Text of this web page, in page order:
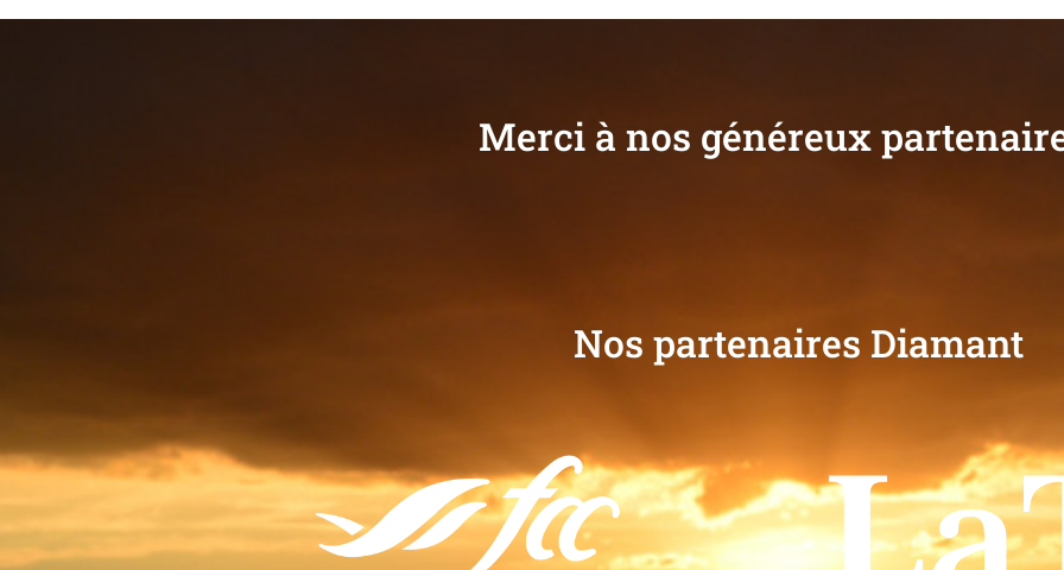
Merci à nos généreux
Nos partenaires Diamant